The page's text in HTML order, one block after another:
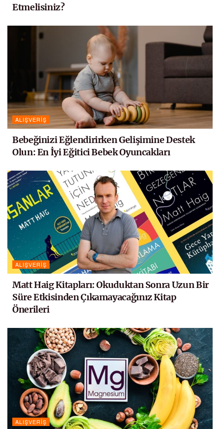
Etmelisiniz?
ALIŞVERIŞ
Bebeğinizi Eğlendirirken Gelişimine Destek
Olun: En İyi Eğitici Bebek Oyuncakları
ALIŞVERIŞ
Matt Haig Kitapları: Okuduktan Sonra Uzun Bir
Süre Etkisinden Çıkamayacağınız Kitap
Önerileri
ALIŞVERIŞ